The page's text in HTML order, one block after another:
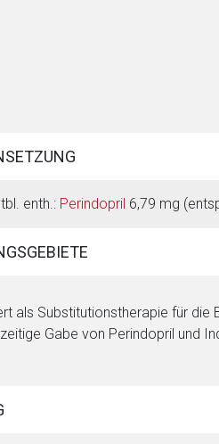
enth.: Perindopril 6,79 mg
als Substitutionstherapie für die
Gabe von Perindopril und